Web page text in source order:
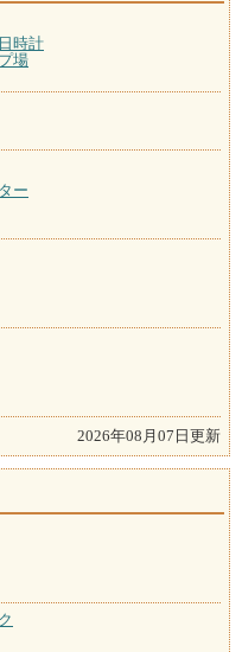
時計
場
ー
2026年08月07日更新